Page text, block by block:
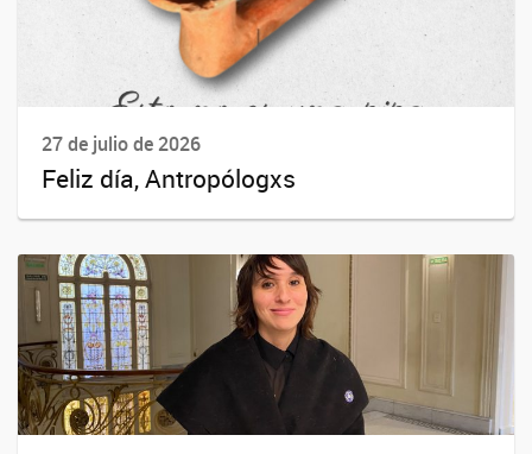
27 de julio de 2026
Feliz día, Antropólogxs